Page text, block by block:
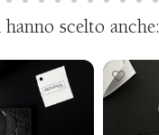
scelto anche: